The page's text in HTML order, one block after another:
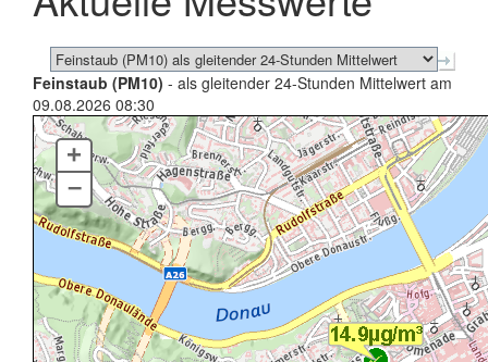
Feinstaub (PM10) - als gleitender 24-Stunden Mittelwert am
09.08.2026 08:30
+
–